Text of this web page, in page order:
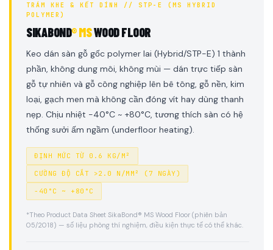
TRÁM KHE & KẾT DÍNH // STP-E (MS HYBRID
POLYMER)
SIKABOND® MSWOOD FLOOR
Keo dán sàn gỗ gốc polymer lai (Hybrid/STP-E) 1 thành
phần, không dung môi, không mùi — dán trực tiếp sàn
gỗ tự nhiên và gỗ công nghiệp lên bê tông, gỗ nền, kim
loại, gạch men mà không cần đóng vít hay dùng thanh
nẹp. Chịu nhiệt -40°C ~ +80°C, tương thích sàn có hệ
thống sưởi ấm ngầm (underfloor heating).
ĐỊNH MỨC TỪ 0.6 KG/M²
CƯỜNG ĐỘ CẮT >2.0 N/MM² (7 NGÀY)
-40°C ~ +80°C
*Theo Product Data Sheet SikaBond® MS Wood Floor (phiên bản
05/2018) — số liệu phòng thí nghiệm, điều kiện thực tế có thể khác.